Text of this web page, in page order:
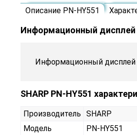
Описание PN-HY551
Информационный дисплей
Информационный дисплей
SHARP PN-HY551
Производитель
SHARP
Модель
PN-HY551